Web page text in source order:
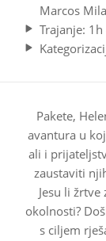
Marcos
Trajanje:
Pakete,
avantura u
ali i
zaustaviti
Jesu li
okolnosti?
s ciljem